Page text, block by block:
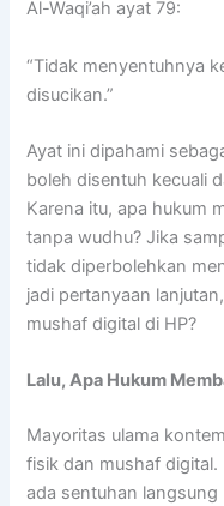
Al-Waqi’ah ayat 79:
“Tidak menyentuhnya
disucikan.”
Ayat ini dipahami
boleh disentuh kecuali
Karena itu, apa hukum
tanpa wudhu? Jika
tidak diperbolehkan
jadi pertanyaan
mushaf digital di HP?
Lalu, Apa Hukum
Mayoritas ulama
fisik dan mushaf digital.
ada sentuhan